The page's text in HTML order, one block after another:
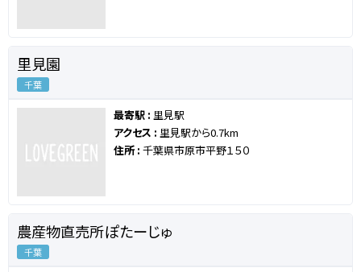
里見園
千葉
最寄駅 : 里見駅
アクセス : 里見駅から0.7km
住所 : 千葉県市原市平野１５０
農産物直売所ぽたーじゅ
千葉